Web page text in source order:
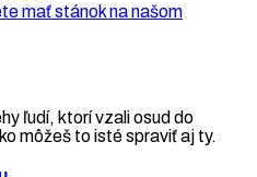
mať stánok na našom
ľudí, ktorí vzali osud do
môžeš to isté spraviť aj ty.